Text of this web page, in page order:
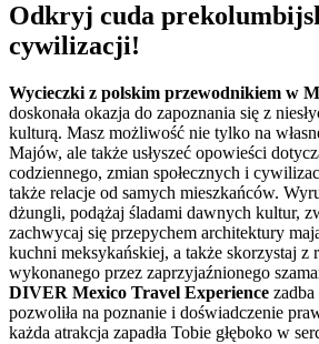
Odkryj cuda
cywilizacji!
Wycieczki z polskim przewodnikiem w
doskonała okazja do zapoznania się z
kulturą. Masz możliwość nie tylko na
Majów, ale także usłyszeć opowieści
codziennego, zmian społecznych i
także relacje od samych mieszkańców.
dżungli, podążaj śladami dawnych kultur,
zachwycaj się przepychem architektury
kuchni meksykańskiej, a także skorzystaj z
wykonanego przez zaprzyjaźnionego
DIVER Mexico Travel Experience
pozwoliła na poznanie i doświadczenie
każda atrakcja zapadła Tobie głęboko w